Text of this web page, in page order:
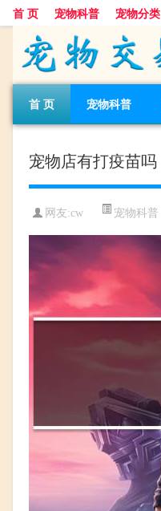
首 页 宠物科普 宠物分类
首 页 宠物科普
宠物店有打疫苗吗
网友:cw 宠物科普